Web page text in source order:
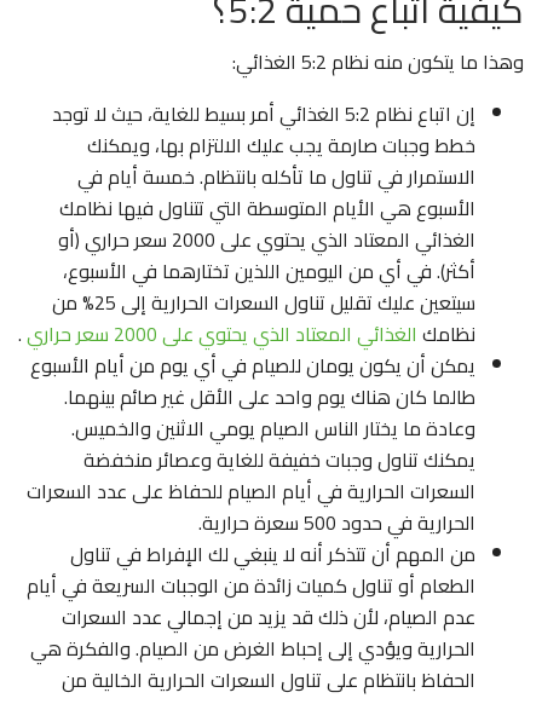
وهذا ما يتكون منه نظام 5:2 الغذائي:
إن اتباع نظام 5:2 الغذائي أمر بسيط للغاية، حيث لا توجد
خطط وجبات صارمة يجب عليك الالتزام بها، ويمكنك
الاستمرار في تناول ما تأكله بانتظام. خمسة أيام في
الأسبوع هي الأيام المتوسطة التي تتناول فيها نظامك
الغذائي المعتاد الذي يحتوي على 2000 سعر حراري (أو
أكثر). في أي من اليومين اللذين تختارهما في الأسبوع،
سيتعين عليك تقليل تناول السعرات الحرارية إلى 25% من
نظامك الغذائي المعتاد الذي يحتوي على 2000 سعر حراري
.
يمكن أن يكون يومان للصيام في أي يوم من أيام الأسبوع
طالما كان هناك يوم واحد على الأقل غير صائم بينهما.
وعادة ما يختار الناس الصيام يومي الاثنين والخميس.
يمكنك تناول وجبات خفيفة للغاية وعصائر منخفضة
السعرات الحرارية في أيام الصيام للحفاظ على عدد السعرات
الحرارية في حدود 500 سعرة حرارية.
من المهم أن تتذكر أنه لا ينبغي لك الإفراط في تناول
الطعام أو تناول كميات زائدة من الوجبات السريعة في أيام
عدم الصيام، لأن ذلك قد يزيد من إجمالي عدد السعرات
الحرارية ويؤدي إلى إحباط الغرض من الصيام. والفكرة هي
الحفاظ بانتظام على تناول السعرات الحرارية الخالية من